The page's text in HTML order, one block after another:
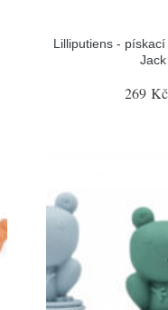
Lilliputiens -
Jack
269 Kč